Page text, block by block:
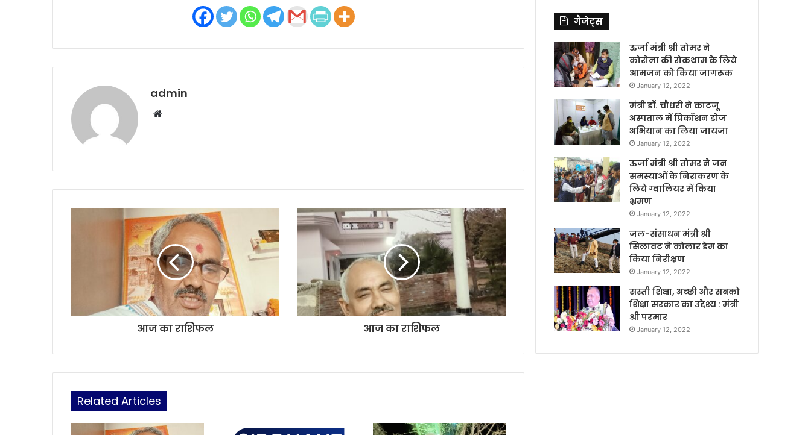
admin
i
आज का राशिफल आज का राशिफल
Related Articles
गैजेट्स
ऊर्जा मंत्री श्री तोमर ने
कोरोना की रोकथाम के लिये
आमजन को किया जागरूक
January 12, 2022
मंत्री डॉ. चौधरी ने काटजू
अस्पताल में प्रिकॉशन डोज
अभियान का लिया जायजा
January 12, 2022
ऊर्जा मंत्री श्री तोमर ने जन
समस्याओं के निराकरण के
लिये ग्वालियर में किया
भ्रमण
January 12, 2022
जल-संसाधन मंत्री श्री
सिलावट ने कोलार डेम का
किया निरीक्षण
January 12, 2022
सस्ती शिक्षा, अच्छी और सबको
शिक्षा सरकार का उद्देश्य : मंत्री
श्री परमार
January 12, 2022